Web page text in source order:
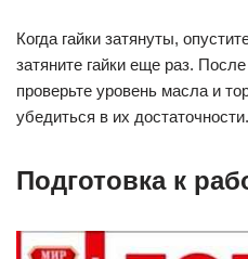
Когда гайки затянуты,
затяните гайки еще раз.
проверьте уровень масла и
убедиться в их достаточности.
Подготовка к